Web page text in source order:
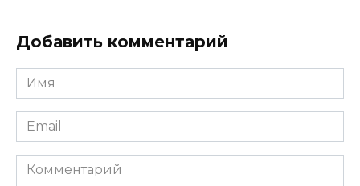
Добавить комментарий
Имя
*
Email
*
Комментарий